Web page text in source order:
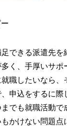
できる派遣先
く、手厚いサ
職したいなら
申込をするに際
でも就職活動
かけない問題点